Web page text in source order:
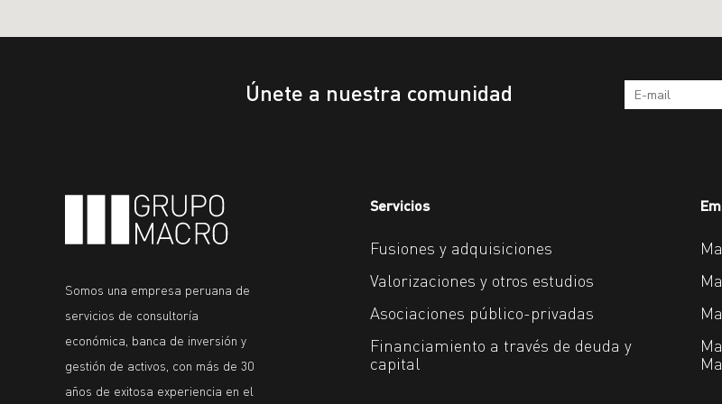
Únete a nuestra comunidad
Somos una empresa peruana de
servicios de consultoría
económica, banca de inversión y
gestión de activos, con más de 30
años de exitosa experiencia en el
Servicios
Fusiones y adquisiciones
Valorizaciones y otros estudios
Asociaciones público-privadas
Financiamiento a través de deuda y
capital